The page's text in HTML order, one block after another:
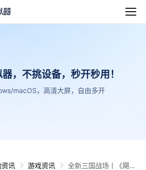
，不挑设备，秒开秒用！
macOS，高清大屏，自由多开
讯 游戏资讯
全新三国战场丨《飓风